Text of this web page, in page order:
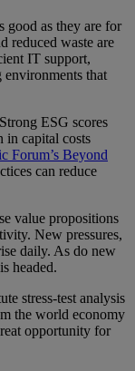
good as they are for
reduced waste are
IT support,
that
ESG scores
in capital costs
Forum’s Beyond
can reduce
value propositions
New pressures,
daily. As do new
headed.
stress-test analysis
the world economy
opportunity for